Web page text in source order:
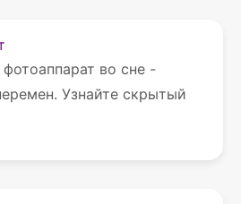
во сне -
Узнайте скрытый